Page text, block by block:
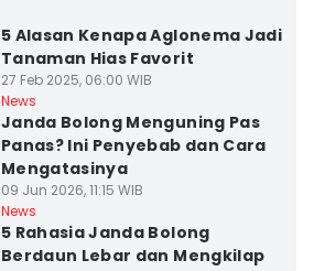
5 Alasan Kenapa Aglonema Jadi
Tanaman Hias Favorit
27 Feb 2025, 06:00 WIB
News
Janda Bolong Menguning Pas
Panas? Ini Penyebab dan Cara
Mengatasinya
09 Jun 2026, 11:15 WIB
News
5 Rahasia Janda Bolong
Berdaun Lebar dan Mengkilap